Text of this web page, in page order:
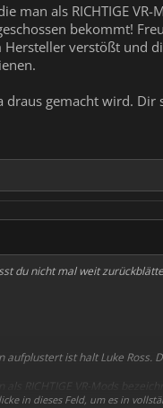
man als RICHTIGE
bekommt!
Hersteller verstößt und
gemacht wird.
du nicht mal weit
aufplustert ist halt Luke
RICHTIGE VR-Mods
bekommt! Freut mich,
in dieses Feld, um es in